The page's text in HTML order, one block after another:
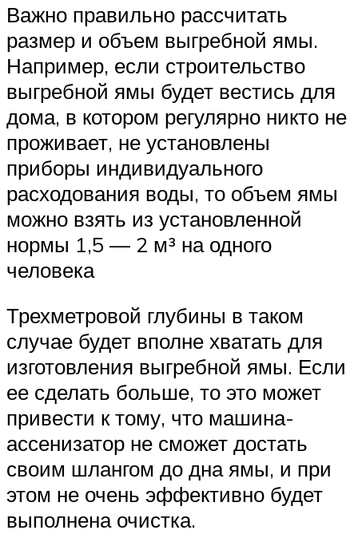
Важно правильно рассчитать
размер и объем выгребной ямы.
Например, если строительство
выгребной ямы будет вестись для
дома, в котором регулярно никто не
проживает, не установлены
приборы индивидуального
расходования воды, то объем ямы
можно взять из установленной
нормы 1,5 — 2 м³ на одного
человека
Трехметровой глубины в таком
случае будет вполне хватать для
изготовления выгребной ямы. Если
ее сделать больше, то это может
привести к тому, что машина-
ассенизатор не сможет достать
своим шлангом до дна ямы, и при
этом не очень эффективно будет
выполнена очистка.